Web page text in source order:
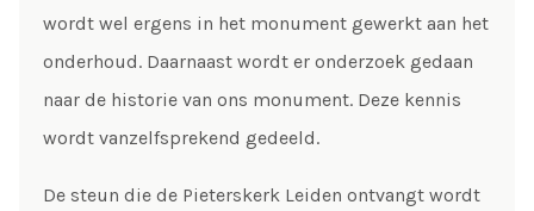
wordt wel ergens in het monument gewerkt aan het
onderhoud. Daarnaast wordt er onderzoek gedaan
naar de historie van ons monument. Deze kennis
wordt vanzelfsprekend gedeeld.
De steun die de Pieterskerk Leiden ontvangt wordt